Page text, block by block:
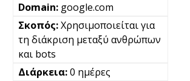
google.com
Χρησιμοποιείται για
τη διάκριση μεταξύ ανθρώπων
και bots
0 ημέρες